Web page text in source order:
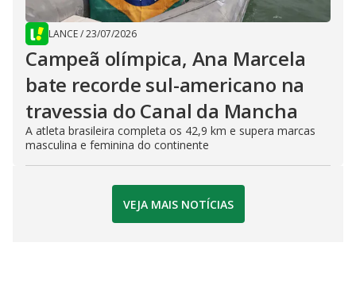
LANCE/23/07/2026
Campeã olímpica, Ana Marcela
bate recorde sul-americano na
travessia do Canal da Mancha
A atleta brasileira completa os 42,9 km e supera marcas
masculina e feminina do continente
VEJA MAIS NOTÍCIAS